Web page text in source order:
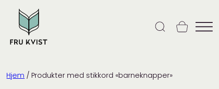
content
Hjem / Produkter med stikkord «barneknapper»